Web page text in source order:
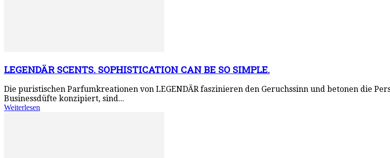
LEGENDÄR SCENTS. SOPHISTICATION CAN BE SO SIMPLE.
Die puristischen Parfumkreationen von LEGENDÄR faszinieren den Geruchssinn und betonen die
Businessdüfte konzipiert, sind...
Weiterlesen